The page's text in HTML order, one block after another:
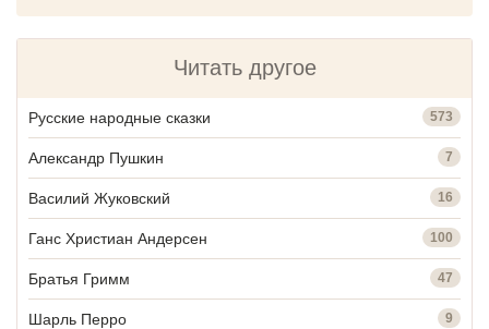
Читать другое
Русские народные сказки 573
Александр Пушкин 7
Василий Жуковский 16
Ганс Христиан Андерсен 100
Братья Гримм 47
Шарль Перро 9